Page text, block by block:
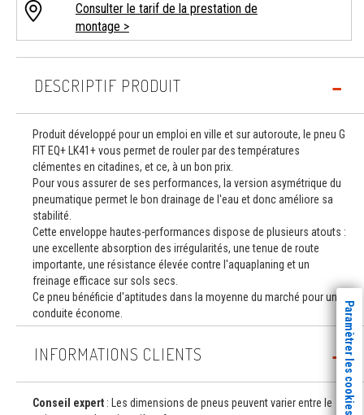
Consulter le tarif de la prestation de
montage >
DESCRIPTIF PRODUIT
Produit développé pour un emploi en ville et sur autoroute, le pneu G
FIT EQ+ LK41+ vous permet de rouler par des températures
clémentes en citadines, et ce, à un bon prix.
Pour vous assurer de ses performances, la version asymétrique du
pneumatique permet le bon drainage de l'eau et donc améliore sa
stabilité.
Cette enveloppe hautes-performances dispose de plusieurs atouts :
une excellente absorption des irrégularités, une tenue de route
importante, une résistance élevée contre l'aquaplaning et un
freinage efficace sur sols secs.
Ce pneu bénéficie d'aptitudes dans la moyenne du marché pour une
conduite économe.
INFORMATIONS CLIENTS
Conseil expert : Les dimensions de pneus peuvent varier entre le
Paramètrer les cookies